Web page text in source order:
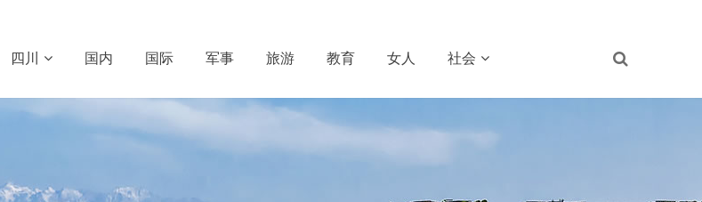
四川 国内 国际 军事 旅游 教育 女人 社会